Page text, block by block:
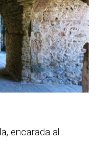
encarada al